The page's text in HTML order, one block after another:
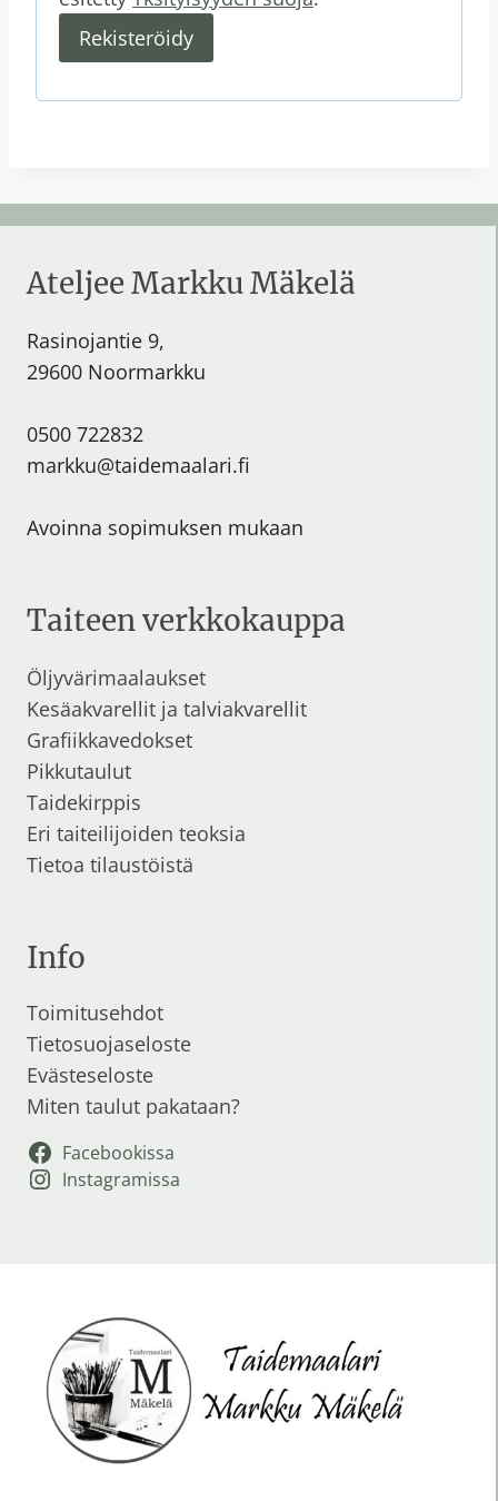
n
Rekisteröidy
Ateljee Markku Mäkelä
Rasinojantie 9,
29600 Noormarkku
0500 722832
markku@taidemaalari.fi
Avoinna sopimuksen mukaan
Taiteen verkkokauppa
Öljyvärimaalaukset
Kesäakvarellit ja talviakvarellit
Grafiikkavedokset
Pikkutaulut
Taidekirppis
Eri taiteilijoiden teoksia
Tietoa tilaustöistä
Info
Toimitusehdot
Tietosuojaseloste
Evästeseloste
Miten taulut pakataan?
Facebookissa
Instagramissa